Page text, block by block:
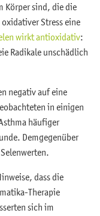
Körper sind, die die
Stress eine
wirkt antioxidativ:
Radikale unschädlich
negativ auf eine
in einigen
häufiger
Demgegenüber
dass die
Therapie
sich im